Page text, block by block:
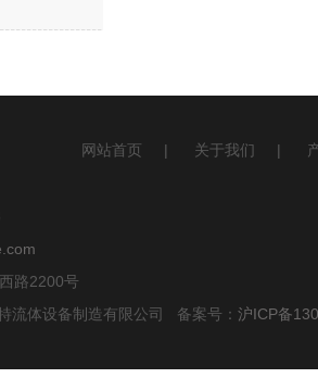
网站首页 | 关于我们 |
路2200号
流体设备制造有限公司 备案号： 沪ICP备